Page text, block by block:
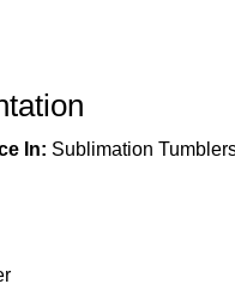
In: Sublimation